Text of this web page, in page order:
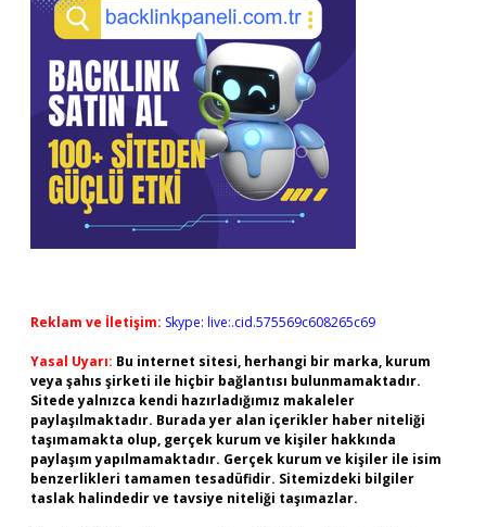
Reklam ve İletişim: Skype: live:.cid.575569c608265c69
Yasal Uyarı: Bu internet sitesi, herhangi bir marka, kurum
veya şahıs şirketi ile hiçbir bağlantısı bulunmamaktadır.
Sitede yalnızca kendi hazırladığımız makaleler
paylaşılmaktadır. Burada yer alan içerikler haber niteliği
taşımamakta olup, gerçek kurum ve kişiler hakkında
paylaşım yapılmamaktadır. Gerçek kurum ve kişiler ile isim
benzerlikleri tamamen tesadüfidir. Sitemizdeki bilgiler
taslak halindedir ve tavsiye niteliği taşımazlar.